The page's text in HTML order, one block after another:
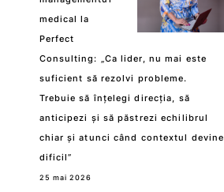
medical la
Perfect
Consulting: „Ca lider, nu mai este
suficient să rezolvi probleme.
Trebuie să înțelegi direcția, să
anticipezi și să păstrezi echilibrul
chiar și atunci când contextul devine
dificil”
25 mai 2026